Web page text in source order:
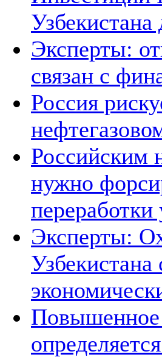
Эксперты:
связан с
Россия
Российским
нужно
переработки
Эксперты:
Повышенное